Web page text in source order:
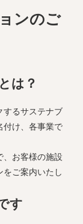
ンのご
は？
するサステナブ
付け、各事業で
、お客様の施設
ご案内いたし
す